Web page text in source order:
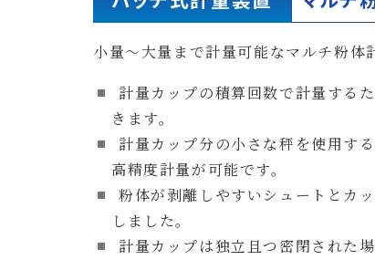
小量～大量まで計量可能なマルチ粉体
計量カップの積算回数で計量する
きます。
計量カップ分の小さな秤を使用す
高精度計量が可能です。
粉体が剥離しやすいシュートとカ
しました。
計量カップは独立且つ密閉された